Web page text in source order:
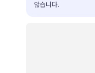
않습니다.